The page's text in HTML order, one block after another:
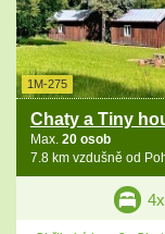
1M-275
Chaty a Tiny
Max. 20 osob
7.8 km vzdušně od
4x